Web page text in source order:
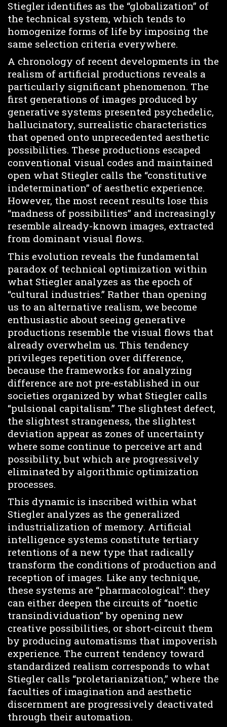
Stiegler identifies as the “globalization” of
the technical system, which tends to
homogenize forms of life by imposing the
same selection criteria everywhere.
A chronology of recent developments in the
realism of artificial productions reveals a
particularly significant phenomenon. The
first generations of images produced by
generative systems presented psychedelic,
hallucinatory, surrealistic characteristics
that opened onto unprecedented aesthetic
possibilities. These productions escaped
conventional visual codes and maintained
open what Stiegler calls the “constitutive
indetermination” of aesthetic experience.
However, the most recent results lose this
“madness of possibilities” and increasingly
resemble already-known images, extracted
from dominant visual flows.
This evolution reveals the fundamental
paradox of technical optimization within
what Stiegler analyzes as the epoch of
“cultural industries.” Rather than opening
us to an alternative realism, we become
enthusiastic about seeing generative
productions resemble the visual flows that
already overwhelm us. This tendency
privileges repetition over difference,
because the frameworks for analyzing
difference are not pre-established in our
societies organized by what Stiegler calls
“pulsional capitalism.” The slightest defect,
the slightest strangeness, the slightest
deviation appear as zones of uncertainty
where some continue to perceive art and
possibility, but which are progressively
eliminated by algorithmic optimization
processes.
This dynamic is inscribed within what
Stiegler analyzes as the generalized
industrialization of memory. Artificial
intelligence systems constitute tertiary
retentions of a new type that radically
transform the conditions of production and
reception of images. Like any technique,
these systems are “pharmacological”: they
can either deepen the circuits of “noetic
transindividuation” by opening new
creative possibilities, or short-circuit them
by producing automatisms that impoverish
experience. The current tendency toward
standardized realism corresponds to what
Stiegler calls “proletarianization,” where the
faculties of imagination and aesthetic
discernment are progressively deactivated
through their automation.